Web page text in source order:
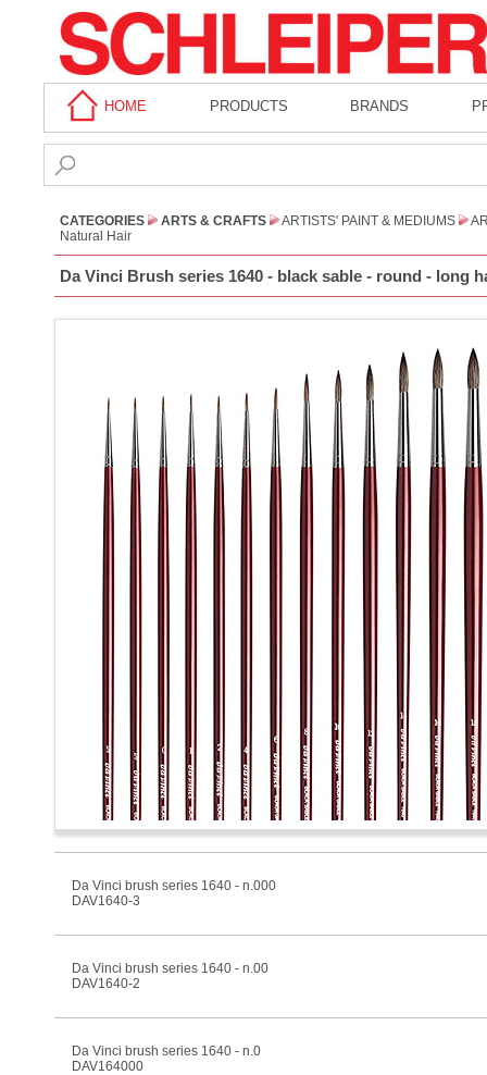
HOME PRODUCTS BRANDS
CATEGORIES ARTS & CRAFTS ARTISTS' PAINT & MEDIUMS
Natural Hair
Da Vinci Brush series 1640 - black sable - round - long
Da Vinci brush series 1640 - n.000
DAV1640-3
Da Vinci brush series 1640 - n.00
DAV1640-2
Da Vinci brush series 1640 - n.0
DAV164000